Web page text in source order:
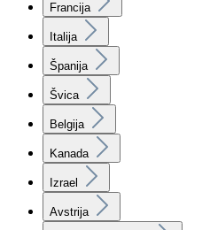
Francija
Italija
Španija
Švica
Belgija
Kanada
Izrael
Avstrija